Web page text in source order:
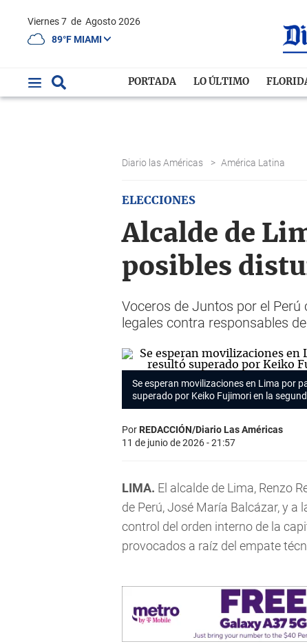
Viernes 7 de Agosto 2026
89°F MIAMI
PORTADA LO ÚLTIMO
Diario las Américas > América Latina
ELECCIONES
Alcalde de
posibles
Voceros de Juntos por el
legales contra responsables
Se esperan movilizaciones en Lima por
superado por Keiko Fujimori en la
PorREDACCIÓN/Diario Las Américas
11 de junio de 2026 - 21:57
LIMA. El alcalde de Lima, Renzo
de Perú, José María Balcázar, y a
control del orden interno de la
provocados a raíz del empate